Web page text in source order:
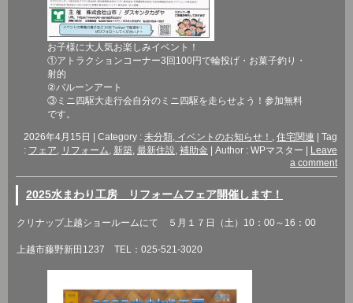
お子様に大人気お楽しみイベント！
①アトラクションコーナー3回100円で輪投げ・お菓子釣り・
射的
②バルーンアート
③ミニ四駆大走行会自分のミニ四駆を走らせよう！参加無料
です。
2026年4月15日 Category : 未分類, イベントのお知らせ！ , 住宅関連
Tag
: フェア, リフォーム, 新築, 最新住設, 補助金 Author : WPマスター
Leave
a comment
2025水まわり工房 リフォームフェア開催します！
クリナップ上越ショールームにて ５月１７日（土）10：00～16：00
上越市藤野新田1237 TEL：025-521-3020